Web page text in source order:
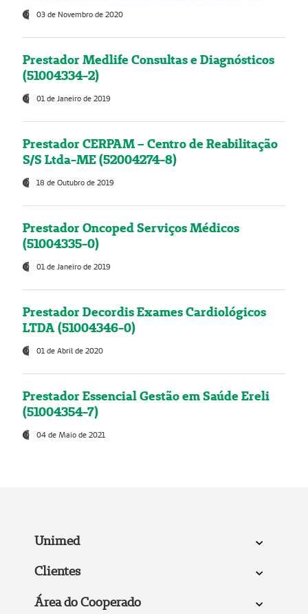
03 de Novembro de 2020
Prestador Medlife Consultas e Diagnósticos
(51004334-2)
01 de Janeiro de 2019
Prestador CERPAM – Centro de Reabilitação
S/S Ltda-ME (52004274-8)
18 de Outubro de 2019
Prestador Oncoped Serviços Médicos
(51004335-0)
01 de Janeiro de 2019
Prestador Decordis Exames Cardiológicos
LTDA (51004346-0)
01 de Abril de 2020
Prestador Essencial Gestão em Saúde Ereli
(51004354-7)
04 de Maio de 2021
Unimed
Clientes
Área do Cooperado